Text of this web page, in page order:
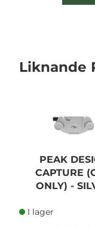
Liknande
PEAK
CAPTURE
ONLY) -
I lager